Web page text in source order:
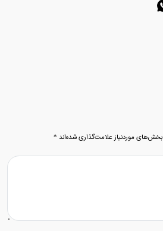
بخش‌های موردنیاز علامت‌گذاری شده‌اند *